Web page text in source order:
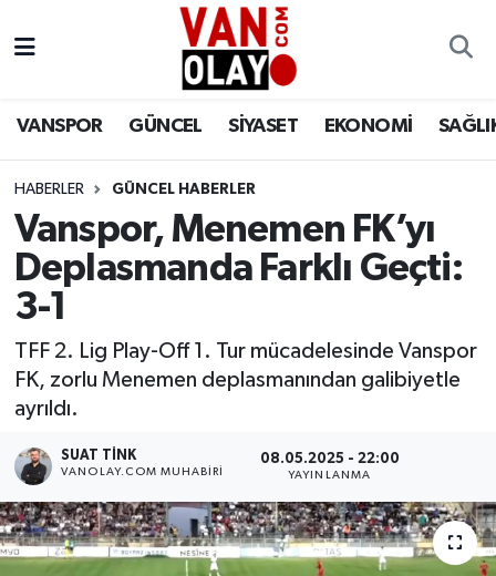
VANSPOR GÜNCEL SİYASET EKONOMİ
HABERLER GÜNCEL HABERLER
Vanspor, Menemen FK’yı
Deplasmanda Farklı Geçti:
3-1
TFF 2. Lig Play-Off 1. Tur mücadelesinde Vanspor
FK, zorlu Menemen deplasmanından galibiyetle
ayrıldı.
SUAT TINK
VANOLAY.COM MUHABIRI
08.05.2025 - 22:00
YAYINLANMA
Siyaset
Ekonomi
Eğitim
Dünya
RESMİ İLANLAR
Van Nöbetçi Eczaneler
Van Namaz Vakitleri
Van Trafik Yoğunluk Haritası
Tüm Manşetler
Haber Arşivi